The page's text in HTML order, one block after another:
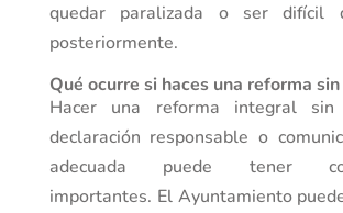
quedar paralizada o ser difícil
posteriormente.
Qué ocurre si haces una reforma
Hacer una reforma integral
declaración responsable o
adecuada puede tener
importantes. El Ayuntamiento